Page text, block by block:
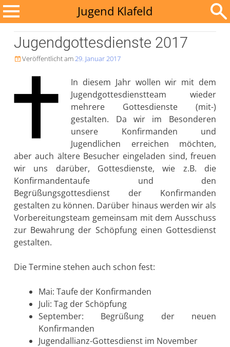
Zum
Inhalt
springen
Jugend Klafeld
Suchen
Jugendgottesdienste 2017
Veröffentlicht am29. Januar 2017
In diesem Jahr wollen wir mit dem
Jugendgottesdienstteam wieder
mehrere Gottesdienste (mit-)
gestalten. Da wir im Besonderen
unsere Konfirmanden und
Jugendlichen erreichen möchten,
aber auch ältere Besucher eingeladen sind, freuen
wir uns darüber, Gottesdienste, wie z.B. die
Konfirmandentaufe und den
Begrüßungsgottesdienst der Konfirmanden
gestalten zu können. Darüber hinaus werden wir als
Vorbereitungsteam gemeinsam mit dem Ausschuss
zur Bewahrung der Schöpfung einen Gottesdienst
gestalten.
Die Termine stehen auch schon fest:
Mai: Taufe der Konfirmanden
Juli: Tag der Schöpfung
September: Begrüßung der neuen
Konfirmanden
Jugendallianz-Gottesdienst im November